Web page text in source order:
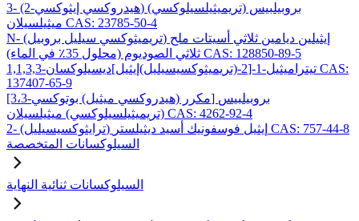
3- (2-هيدروكسي إيثوكسي) بروبيلبيس (تريميثيلسيلوكسي)
ميثيلسيلان CAS: 23785-50-4
N- (تريميثوكسي سيليل بروبيل) إيثيلين ديامين ثلاثي أسيتات ملح
ثلاثي الصوديوم (محلول 35٪ في الماء) CAS: 128850-89-5
1,1,3,3-تيتراميثيل-1-[2-(تريميثوكسيسيليل)إيثيل]ديسيلوكسان CAS:
137407-65-9
[3،3-مكرر (هيدروكسي ميثيل) بوتوكسي] بروبيلبيس
(تريميثيلسيلوكسي) ميثيلسيلان CAS: 4262-92-4
2- (ترايثوكسيسيليل) إيثيل فوسفونيك أسيد ديثيلستر CAS: 757-44-8
السيلوكسانات المتخصصة
السيلوكسانات ثنائية النهاية